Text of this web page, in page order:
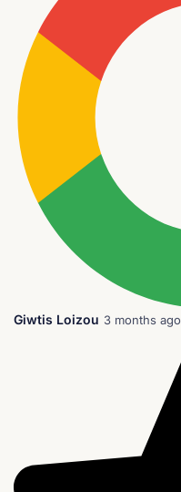
Giwtis Loizou 3 months ago